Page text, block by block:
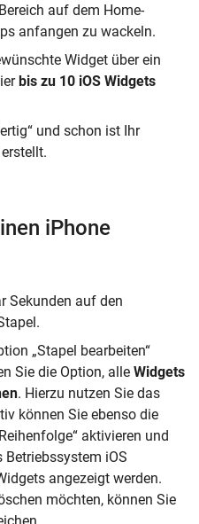
auf dem Home-
anfangen zu wackeln.
Widget über ein
bis zu 10 iOS Widgets
und schon ist Ihr
iPhone
Sekunden auf den
„Stapel bearbeiten“
Sie die Option, alle Widgets
. Hierzu nutzen Sie das
können Sie ebenso die
aktivieren und
iOS
angezeigt werden.
möchten, können Sie